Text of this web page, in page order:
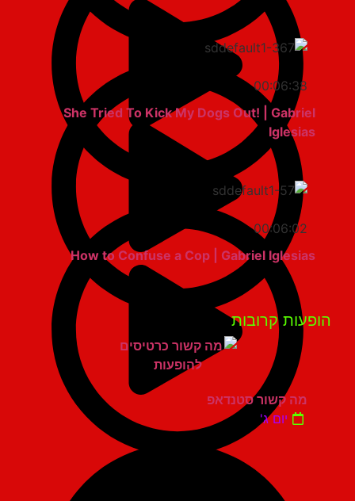
00:06:38
She Tried To Kick My Dogs Out! | Gabriel
Iglesias
00:06:02
How to Confuse a Cop | Gabriel Iglesias
קרובות
מה קשור סטנדאפ
יום ג'